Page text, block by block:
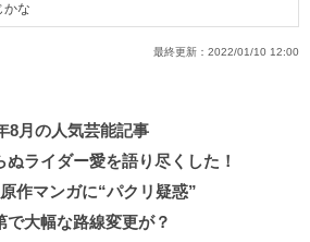
かな
最終更新： 2022/01/10 12:00
8月の人気芸能記事
ライダー愛を語り尽くした！
作マンガに“パクリ疑惑”
大幅な路線変更が？